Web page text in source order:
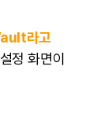
라고
정 화면이